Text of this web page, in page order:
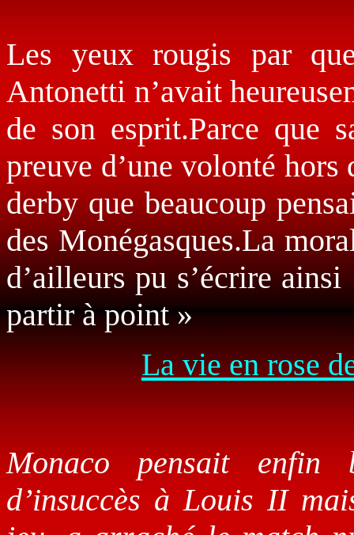
Les yeux rougis par
Antonetti n’avait
de son esprit.Parce que
preuve d’une volonté
derby que beaucoup
des Monégasques.La
d’ailleurs pu s’écrire
partir à point »
La vie en rose
Monaco pensait
d’insuccès à Louis II